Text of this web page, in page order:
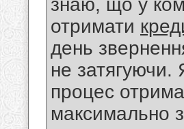
знаю, що у
отримати
день
не
процес
максимально